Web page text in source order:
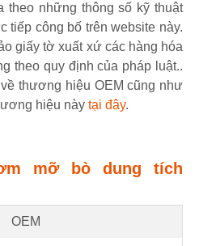
theo những thông số kỹ thuật
tiếp công bố trên website này.
giấy tờ xuất xứ các hàng hóa
theo quy định của pháp luật..
thương hiệu OEM cũng như
hiệu này tại đây.
mỡ bò dung tích
OEM